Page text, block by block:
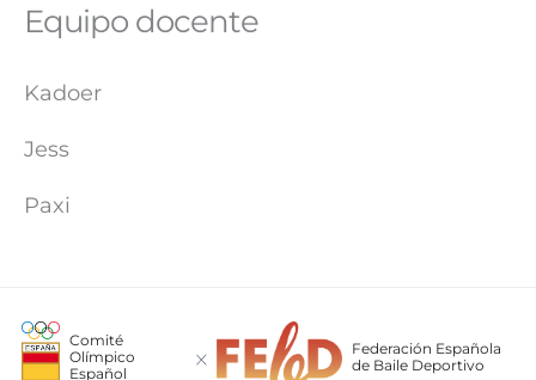
Equipo docente
Kadoer
Jess
Paxi
Comité
Olímpico
Español
Federación Española
de Baile Deportivo